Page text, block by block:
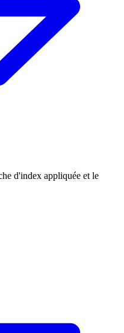
d'index appliquée et le